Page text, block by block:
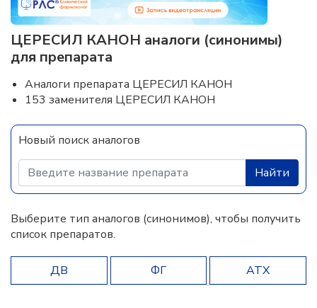
ЦЕРЕСИЛ КАНОН аналоги (синонимы)
для препарата
Аналоги препарата ЦЕРЕСИЛ КАНОН
153 заменителя ЦЕРЕСИЛ КАНОН
Новый поиск аналогов
Найти
Выберите тип аналогов (синонимов), чтобы получить
список препаратов.
ДВ ФГ АТХ